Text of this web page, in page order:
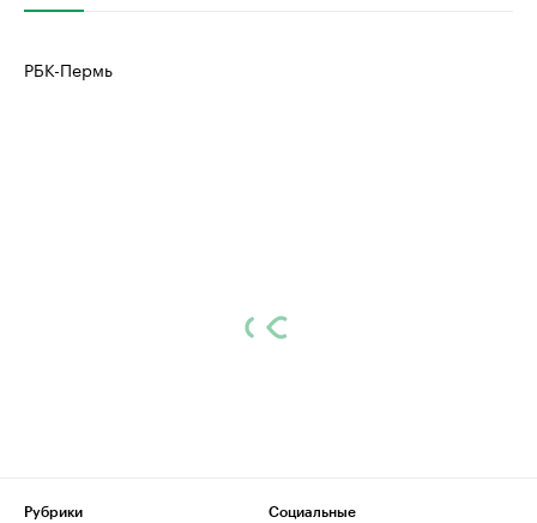
РБК-Пермь
Рубрики
Социальные